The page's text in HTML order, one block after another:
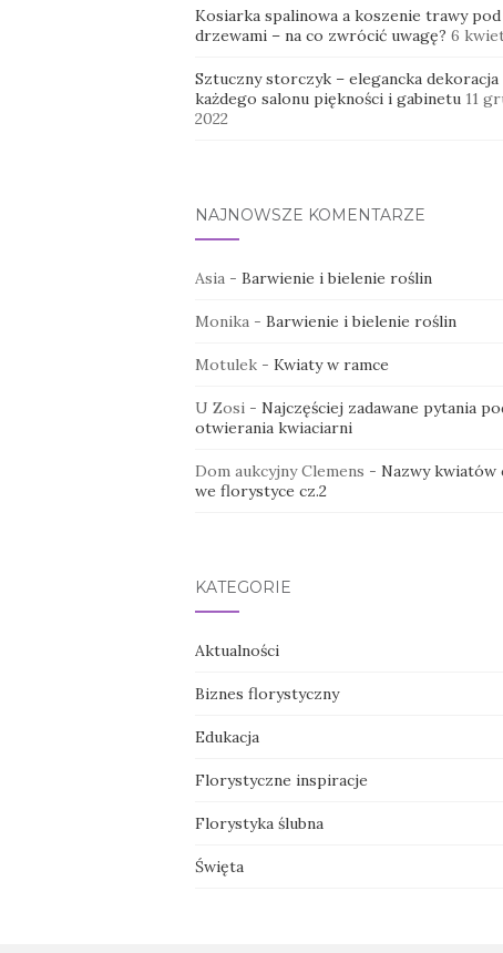
Kosiarka spalinowa a koszenie trawy pod
drzewami – na co zwrócić uwagę? 6
Sztuczny storczyk – elegancka dekoracja
każdego salonu piękności i gabinetu 11
2022
NAJNOWSZE KOMENTARZE
Asia- Barwienie i bielenie roślin
Monika- Barwienie i bielenie roślin
Motulek- Kwiaty w ramce
U Zosi- Najczęściej zadawane pytania
otwierania kwiaciarni
Dom aukcyjny Clemens - Nazwy kwiatów
we florystyce cz.2
KATEGORIE
Aktualności
Biznes florystyczny
Edukacja
Florystyczne inspiracje
Florystyka ślubna
Święta